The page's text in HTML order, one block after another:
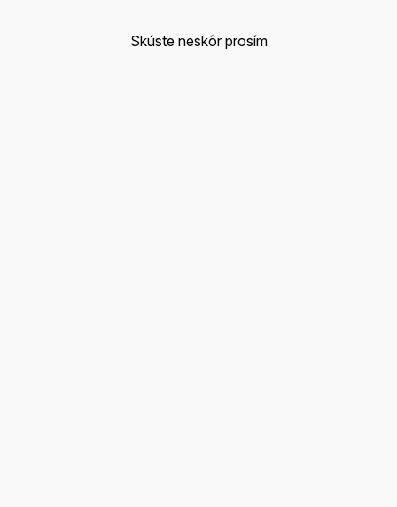
Skúste neskôr prosím